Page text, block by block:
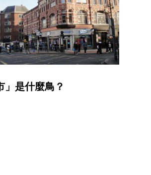
」是什麼鳥？